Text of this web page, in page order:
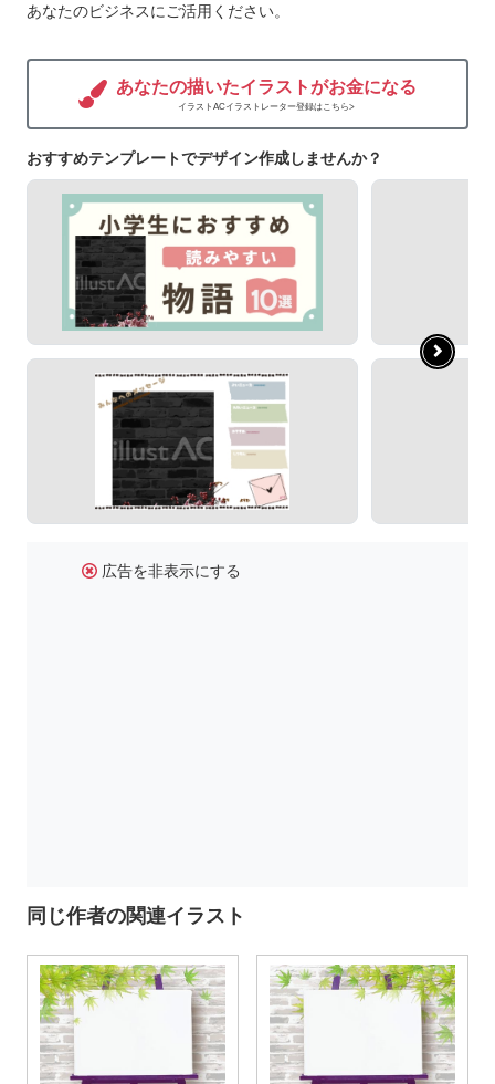
あなたのビジネスにご活用ください。
あなたの描いたイラストがお金になる
イラストACイラストレーター登録はこちら>
おすすめテンプレートでデザイン作成しませんか？
広告を非表示にする
同じ作者の関連イラスト